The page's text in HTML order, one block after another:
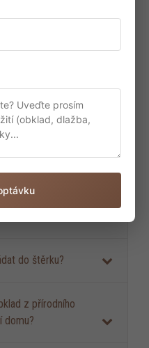
dlažbu.
do štěrku?
z přírodního
domu?